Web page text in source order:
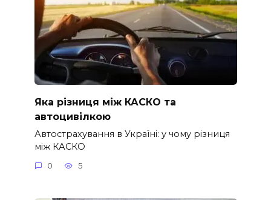
Яка різниця між КАСКО та
автоцивілкою
Автострахування в Україні: у чому різниця
між КАСКО
0 5